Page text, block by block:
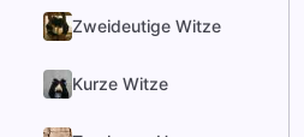
Zweideutige Witze
Kurze Witze